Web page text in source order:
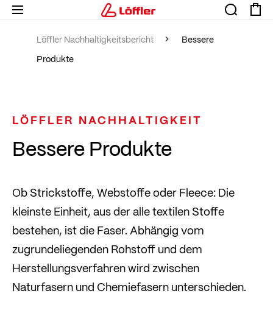
Löffler Nachhaltigkeitsbericht
Bessere
Produkte
LÖFFLER NACHHALTIGKEIT
Bessere Produkte
Ob Strickstoffe, Webstoffe oder Fleece: Die
kleinste Einheit, aus der alle textilen Stoffe
bestehen, ist die Faser. Abhängig vom
zugrundeliegenden Rohstoff und dem
Herstellungsverfahren wird zwischen
Naturfasern und Chemiefasern unterschieden.